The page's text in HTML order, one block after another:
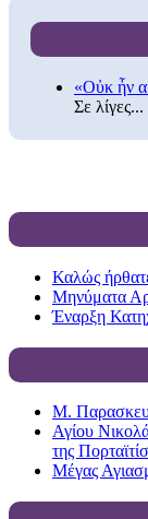
«Οὐκ ἦν
Σε λίγες...
Καλώς
Μηνύματα
Έναρξη
Μ.
Αγίου
της
Μέγας